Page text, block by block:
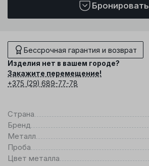
Бронировать
Бессрочная гарантия и возврат
Изделия нет в вашем городе?
Закажите перемещение!
+375 (29) 689-77-78
Страна
Бренд
Металл
Проба
Цвет металла